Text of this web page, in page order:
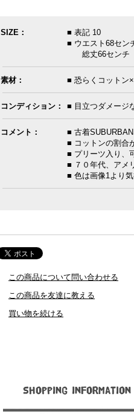
SIZE：
■ 表記 10
■ ウエスト68セン
総丈66センチ
素材： ■ 恐らくコットン
コンディション： ■ 目立つダメージ
コメント：
■ 古着
■ コットンの割合
■ プリーツ入り、
■ ７０年代、アメ
■ 色は画像1より
この商品について問い合わせる
この商品を友達に教える
買い物を続ける